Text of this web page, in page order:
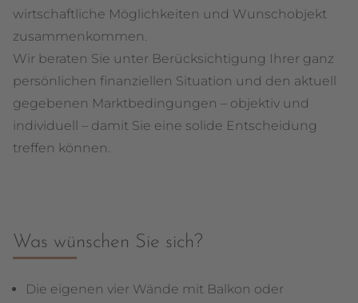
wirtschaftliche Möglichkeiten und Wunschobjekt
zusammenkommen.
Wir beraten Sie unter Berücksichtigung Ihrer ganz
persönlichen finanziellen Situation und den aktuell
gegebenen Marktbedingungen – objektiv und
individuell – damit Sie eine solide Entscheidung
treffen können.
Was wünschen Sie sich?
Die eigenen vier Wände mit Balkon oder